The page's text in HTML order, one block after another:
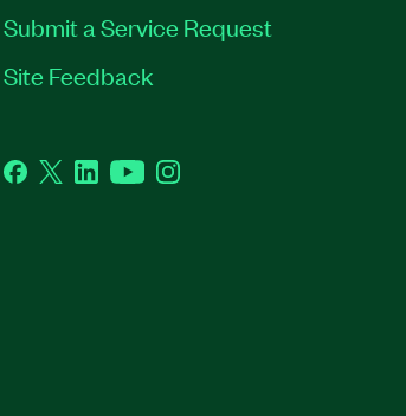
Submit a Service Request
Site Feedback
Facebook
TwitterLinkedInYouTubeInstagram